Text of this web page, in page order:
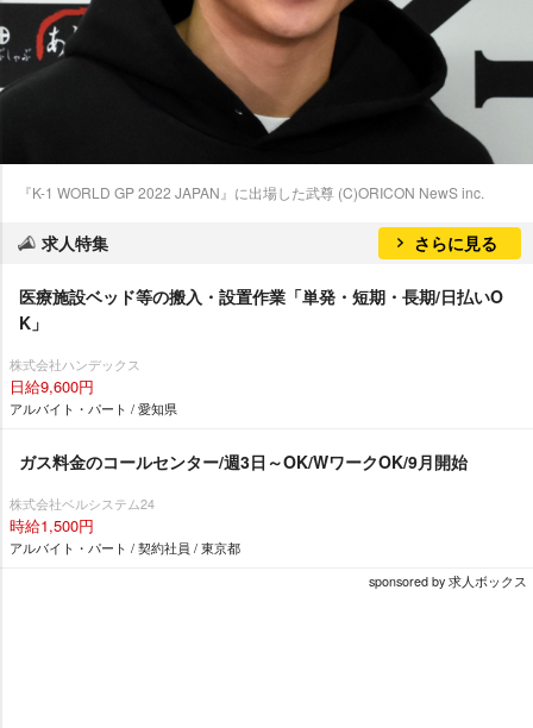
『K-1 WORLD GP 2022 JAPAN』に出場した武尊 (C)ORICON NewS inc.
求人特集 さらに見る
医療施設ベッド等の搬入・設置作業「単発・短期・長期/日払いO
K」
株式会社ハンデックス
日給9,600円
アルバイト・パート / 愛知県
ガス料金のコールセンター/週3日～OK/WワークOK/9月開始
株式会社ベルシステム24
時給1,500円
アルバイト・パート / 契約社員 / 東京都
sponsored by 求人ボックス